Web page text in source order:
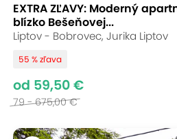
EXTRA ZĽAVY: Moderný
blízko Bešeňovej...
Liptov - Bobrovec, Jurika Liptov
55 % zľava
od 59,50 €
79 - 675,00 €